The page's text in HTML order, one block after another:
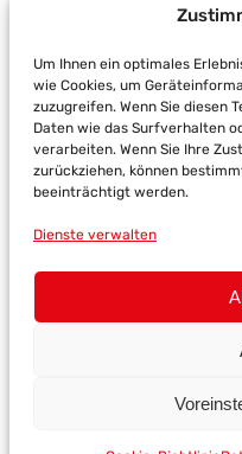
Um Ihnen ein optimales
wie Cookies, um
zuzugreifen. Wenn Sie diesen
Daten wie das Surfverhalten
verarbeiten. Wenn Sie Ihre
zurückziehen, können
beeinträchtigt werden.
Dienste verwalten
RAINER-
0561
Kontakt